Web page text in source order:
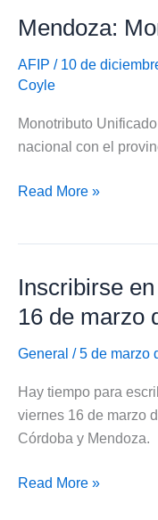
Mendoza:
AFIP / 10 de
Coyle
Monotributo
nacional con el
Mendoza:
Read More »
Inscribirse
16 de marzo
General / 5 de marzo
Hay tiempo para
viernes 16 de marzo
Córdoba y Mendoza.
Inscribirse
Read More »